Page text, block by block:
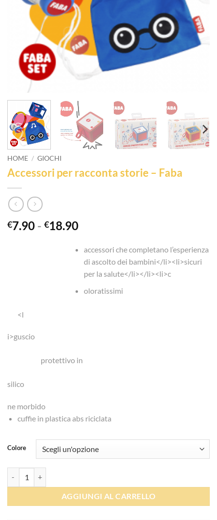
HOME / GIOCHI
Accessori per racconta storie – Faba
€7.90 - €18.90Fascia
prezzo:
da
€7.90
€18.90
accessori che completano l’esperienza
di ascolto dei bambini</li><li>sicuri
per la salute</li></li><li>c
oloratissimi
<l
i>guscio
protettivo in
silico
ne morbido
cuffie in plastica abs riciclata
Colore
AGGIUNGI AL CARRELLO